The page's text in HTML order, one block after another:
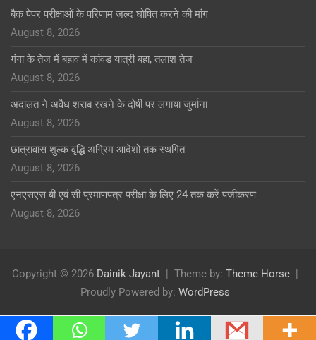
बैक पेपर परीक्षाओं के परिणाम जल्द घोषित करने की मांग
August 8, 2026
गंगा के तेज में बहाव में कांवड यात्री बहा, तलाश तेज
August 8, 2026
अदालत ने अवैध शराब रखने के दोषी पर लगाया जुर्माना
August 8, 2026
छात्रावास शुल्क वृद्धि अग्रिम आदेशों तक स्थगित
August 8, 2026
एनएसएस बी एवं सी प्रमाणपत्र परीक्षा के लिए 24 तक करें पंजीकरण
August 8, 2026
Copyright © 2026 Dainik Jayant Theme by: Theme Horse
Proudly Powered by: WordPress